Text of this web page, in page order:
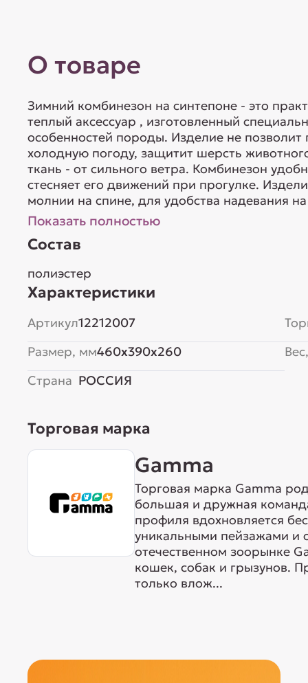
О товаре
Зимний комбинезон на синтепоне - это
теплый аксессуар , изготовленный
особенностей породы. Изделие не
холодную погоду, защитит шерсть
ткань - от сильного ветра. Комбинезон
стесняет его движений при прогулке.
молнии на спине, для удобства надевания
Показать полностью
Состав
полиэстер
Характеристики
Артикул12212007
Размер, мм460x390x260
Страна РОССИЯ
Торговая марка
Gamma
Торговая марка Gamma
большая и дружная
профиля вдохновляется
уникальными пейзажами и
отечественном зоорынке
кошек, собак и грызунов.
только влож...